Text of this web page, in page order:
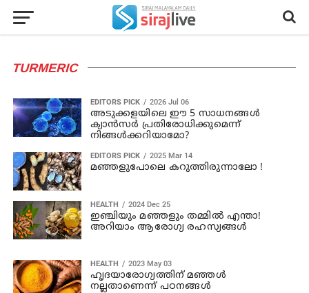
TURMERIC
EDITORS PICK 2026 Jul 06
അടുക്കളയിലെ ഈ 5 സാധനങ്ങൾ
ക്യാൻസർ പ്രതിരോധിക്കുമെന്ന്
നിങ്ങൾക്കറിയാമോ?
EDITORS PICK 2025 Mar 14
മഞ്ഞളുപോലെ കറുത്തിരുന്നാലോ !
HEALTH 2024 Dec 25
ഇഞ്ചിയും മഞ്ഞളും തമ്മിൽ എന്താ!
അറിയാം ആരോഗ്യ രഹസ്യങ്ങൾ
HEALTH 2023 May 03
ഹൃദയാരോഗ്യത്തിന് മഞ്ഞള്‍
നല്ലതാണെന്ന് പഠനങ്ങള്‍